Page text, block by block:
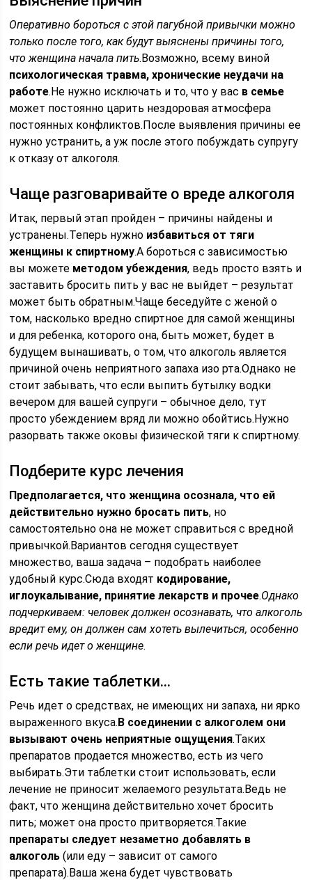
Оперативно бороться с этой пагубной привычки можно
только после того, как будут выяснены причины того,
что женщина начала пить.Возможно, всему виной
психологическая травма, хронические неудачи на
работе.Не нужно исключать и то, что у вас в семье
может постоянно царить нездоровая атмосфера
постоянных конфликтов.После выявления причины ее
нужно устранить, а уж после этого побуждать супругу
к отказу от алкоголя.
Чаще разговаривайте о вреде алкоголя
Итак, первый этап пройден – причины найдены и
устранены.Теперь нужно избавиться от тяги
женщины к спиртному.А бороться с зависимостью
вы можете методом убеждения, ведь просто взять и
заставить бросить пить у вас не выйдет – результат
может быть обратным.Чаще беседуйте с женой о
том, насколько вредно спиртное для самой женщины
и для ребенка, которого она, быть может, будет в
будущем вынашивать, о том, что алкоголь является
причиной очень неприятного запаха изо рта.Однако не
стоит забывать, что если выпить бутылку водки
вечером для вашей супруги – обычное дело, тут
просто убеждением вряд ли можно обойтись.Нужно
разорвать также оковы физической тяги к спиртному.
Подберите курс лечения
Предполагается, что женщина осознала, что ей
действительно нужно бросать пить, но
самостоятельно она не может справиться с вредной
привычкой.Вариантов сегодня существует
множество, ваша задача – подобрать наиболее
удобный курс.Сюда входят кодирование,
иглоукалывание, принятие лекарств и прочее.Однако
подчеркиваем: человек должен осознавать, что алкоголь
вредит ему, он должен сам хотеть вылечиться, особенно
если речь идет о женщине.
Есть такие таблетки…
Речь идет о средствах, не имеющих ни запаха, ни ярко
выраженного вкуса.В соединении с алкоголем они
вызывают очень неприятные ощущения.Таких
препаратов продается множество, есть из чего
выбирать.Эти таблетки стоит использовать, если
лечение не приносит желаемого результата.Ведь не
факт, что женщина действительно хочет бросить
пить; может она просто притворяется.Такие
препараты следует незаметно добавлять в
алкоголь (или еду – зависит от самого
препарата).Ваша жена будет чувствовать